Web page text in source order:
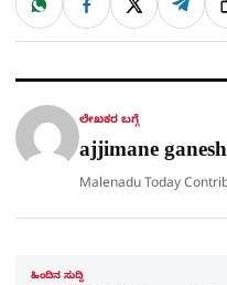
ಹಂಚಿಕೊಳ್ಳಿ
W
a
t
p
p
F
c
e
o
k
X T
l
e
a
m
ಲೇಖಕರ ಬಗ್ಗೆ
ajjimane ganesh
Malenadu Today
ಹಿಂದಿನ ಸುದ್ದಿ